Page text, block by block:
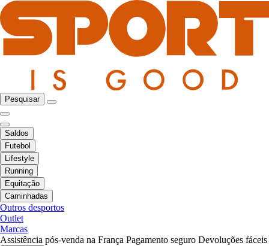
Pesquisar
Saldos
Futebol
Lifestyle
Running
Equitação
Caminhadas
Outros desportos
Outlet
Marcas
Assistência pós-venda na França Pagamento seguro Devoluções fáceis